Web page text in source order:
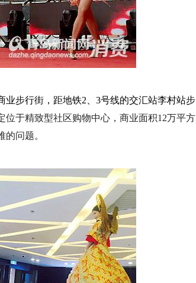
步行街，距地铁2、3号线的交汇站李村站步
位于精致型社区购物中心，商业面积12万平方
问题。